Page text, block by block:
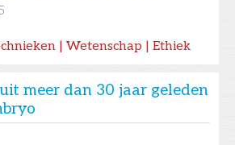
| Wetenschap | Ethiek
meer dan 30 jaar geleden